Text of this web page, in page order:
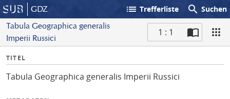
GDZ list Trefferliste search Suchen
Tabula Geographica generalis
Imperii Russici
1 : 1
I
f
TITEL
Tabula Geographica generalis Imperii Russici